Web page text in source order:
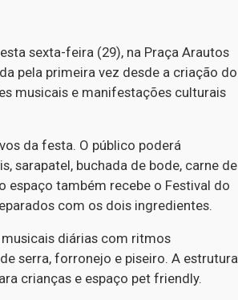
sexta-feira (29), na Praça Arautos
pela primeira vez desde a criação do
musicais e manifestações culturais
da festa. O público poderá
sarapatel, buchada de bode, carne de
espaço também recebe o Festival do
com os dois ingredientes.
diárias com ritmos
serra, forronejo e piseiro. A estrutura
crianças e espaço pet friendly.